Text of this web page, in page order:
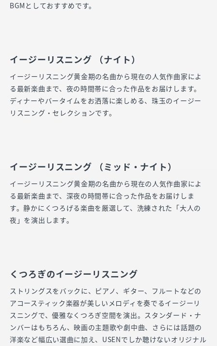
BGMとしておすすめです。
イージーリスニング （ナイト）
イージーリスニング黄金期の名曲から現在の人気作曲家によ
る最新楽曲まで、夜の時間帯に合った作品をお届けします。
ディナーやバータイムをお洒落に楽しめる、珠玉のイージー
リスニング・セレクションです。
イージーリスニング （ミッド・ナイト）
イージーリスニング黄金期の名曲から現在の人気作曲家によ
る最新楽曲まで、深夜の時間帯に合った作品をお届けしま
す。静かにくつろげる楽曲を厳選して、洗練された「大人の
夜」を演出します。
くつろぎのイージーリスニング
ストリングスをバックに、ピアノ、ギター、フルートなどの
アコースティック楽器が美しいメロディを奏でるイージーリ
スニングで、優雅なくつろぎ空間を演出。スタンダード・ナ
ンバーはもちろん、映画の主題歌や劇中曲、さらには話題の
洋楽など幅広い選曲に加え、USENでしか聴けないオリジナル